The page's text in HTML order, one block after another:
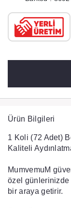
Ürün Bilgileri
1 Koli (72 Adet)
Kaliteli
MumvemuM
özel günlerinizde
bir araya getirir.